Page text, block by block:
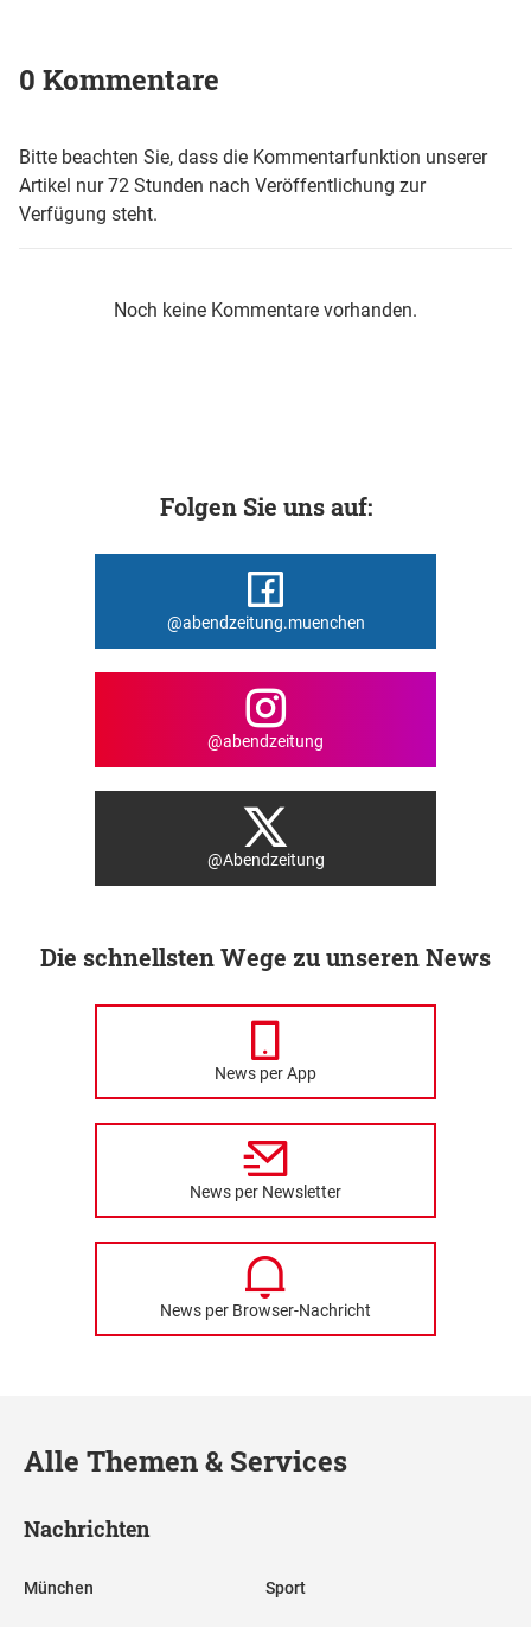
0 Kommentare
Bitte beachten Sie, dass die Kommentarfunktion unserer
Artikel nur 72 Stunden nach Veröffentlichung zur
Verfügung steht.
Noch keine Kommentare vorhanden.
Folgen Sie uns auf:
@abendzeitung.muenchen
@abendzeitung
@Abendzeitung
Die schnellsten Wege zu unseren News
News per App
News per Newsletter
News per Browser-Nachricht
Alle Themen & Services
Nachrichten
München Sport